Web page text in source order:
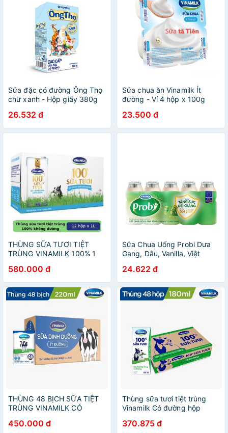
Sữa đặc có đường Ông Thọ
chữ xanh - Hộp giấy 380g
26.532 đ
Sữa chua ăn Vinamilk Ít
đường - Vỉ 4 hộp x 100g
23.500 đ
THÙNG SỮA TƯƠI TIỆT
TRÙNG VINAMILK 100% 1
ĐƯỜNG
580.000 đ
Sữa Chua Uống Probi Dưa
Gang, Dâu, Vanilla, Việt
Chai 65ml
24.622 đ
THÙNG 48 BỊCH SỮA TIỆT
TRÙNG VINAMILK CÓ
ÍT ĐƯỜNG 220Ml/ BỊCH
450.000 đ
Thùng sữa tươi tiệt trùng
Vinamilk Có đường hộp
Khuyến Mãi”
370.875 đ